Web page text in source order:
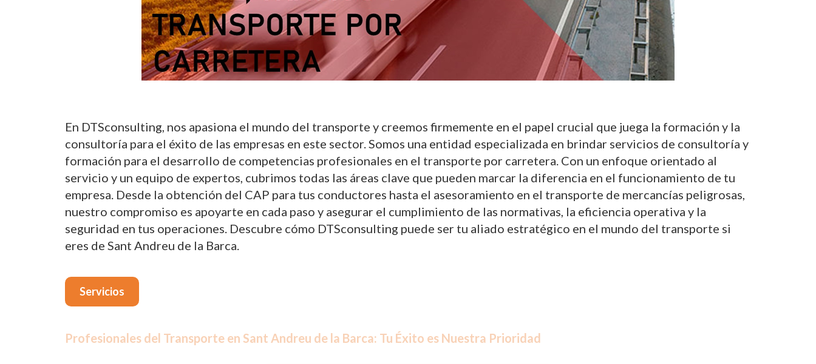
En DTSconsulting, nos apasiona el mundo del transporte y creemos firmemente en el papel crucial que juega la formación y la
consultoría para el éxito de las empresas en este sector. Somos una entidad especializada en brindar servicios de consultoría y
formación para el desarrollo de competencias profesionales en el transporte por carretera. Con un enfoque orientado al
servicio y un equipo de expertos, cubrimos todas las áreas clave que pueden marcar la diferencia en el funcionamiento de tu
empresa. Desde la obtención del CAP para tus conductores hasta el asesoramiento en el transporte de mercancías peligrosas,
nuestro compromiso es apoyarte en cada paso y asegurar el cumplimiento de las normativas, la eficiencia operativa y la
seguridad en tus operaciones. Descubre cómo DTSconsulting puede ser tu aliado estratégico en el mundo del transporte si
eres de Sant Andreu de la Barca.
Servicios
Profesionales del Transporte en Sant Andreu de la Barca: Tu Éxito es Nuestra Prioridad